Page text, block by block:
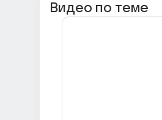
Видео по теме